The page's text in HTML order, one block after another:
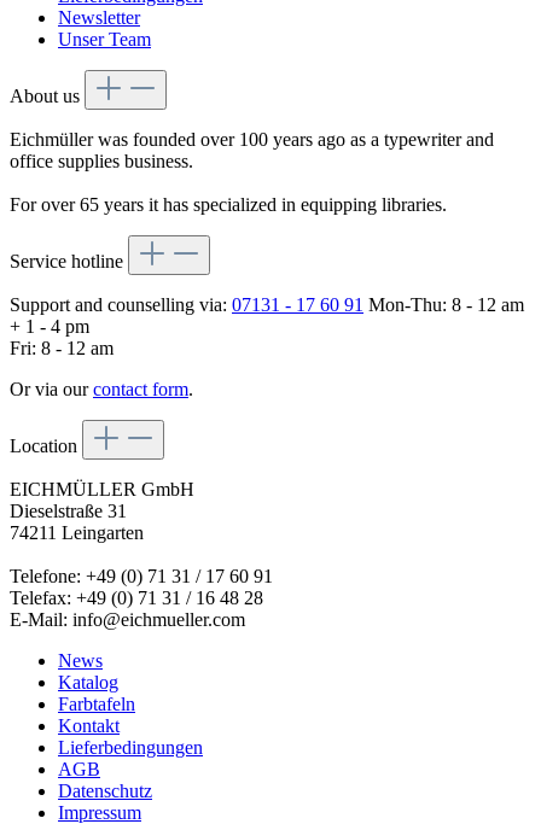
Newsletter
Unser Team
About us
Eichmüller was founded over 100 years ago as a typewriter and
office supplies business.
For over 65 years it has specialized in equipping libraries.
Service hotline
Support and counselling via: 07131 - 17 60 91 Mon-Thu: 8 - 12 am
+ 1 - 4 pm
Fri: 8 - 12 am
Or via ourcontact form.
Location
EICHMÜLLER GmbH
Dieselstraße 31
74211 Leingarten
Telefone: +49 (0) 71 31 / 17 60 91
Telefax: +49 (0) 71 31 / 16 48 28
E-Mail: info@eichmueller.com
News
Katalog
Farbtafeln
Kontakt
Lieferbedingungen
AGB
Datenschutz
Impressum